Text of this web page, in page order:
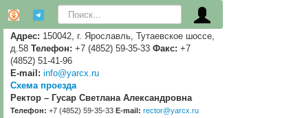
Искать...
Адрес: 150042, г. Ярославль, Тутаевское шоссе,
д.58 Телефон: +7 (4852) 59-35-33 Факс: +7
(4852) 51-41-96
E-mail: info@yarcx.ru
Схема проезда
Ректор – Гусар Светлана Александровна
Телефон: +7 (4852) 59-35-33 E-mail: rector@yarcx.ru